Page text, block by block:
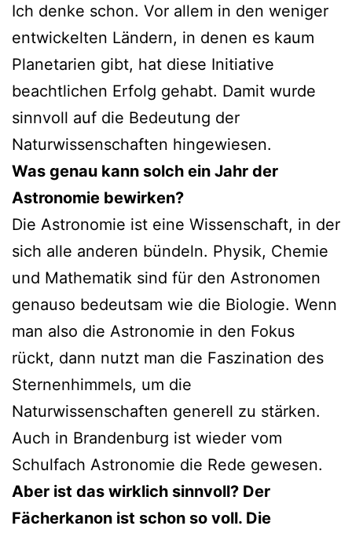
Ich denke schon. Vor allem in den weniger
entwickelten Ländern, in denen es kaum
Planetarien gibt, hat diese Initiative
beachtlichen Erfolg gehabt. Damit wurde
sinnvoll auf die Bedeutung der
Naturwissenschaften hingewiesen.
Was genau kann solch ein Jahr der
Astronomie bewirken?
Die Astronomie ist eine Wissenschaft, in der
sich alle anderen bündeln. Physik, Chemie
und Mathematik sind für den Astronomen
genauso bedeutsam wie die Biologie. Wenn
man also die Astronomie in den Fokus
rückt, dann nutzt man die Faszination des
Sternenhimmels, um die
Naturwissenschaften generell zu stärken.
Auch in Brandenburg ist wieder vom
Schulfach Astronomie die Rede gewesen.
Aber ist das wirklich sinnvoll? Der
Fächerkanon ist schon so voll. Die